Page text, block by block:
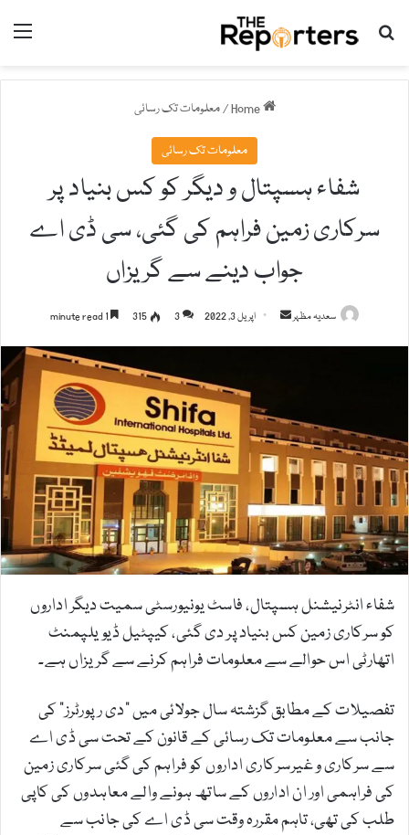
Search for
Home
/معلومات تک رسائی
معلومات تک رسائی
شفاء ہسپتال و دیگر کو کس بنیاد پر
سرکاری زمین فراہم کی گئی، سی ڈی اے
جواب دینے سے گریزاں
سعدیہ مظہر
n
e
m
i
l
اپریل 3, 2022 3
315
شفاء انٹرنیشنل ہسپتال، فاسٹ یونیورسٹی سمیت دیگر اداروں
کو سرکاری زمین کس بنیاد پر دی گئی، کیپٹیل ڈیویلپمنٹ
اتھارٹی اس حوالے سے معلومات فراہم کرنے سے گریزاں ہے۔
تفصیلات کے مطابق گزشتہ سال جولائی میں "دی رپورٹرز” کی
جانب سے معلومات تک رسائی کے قانون کے تحت سی ڈی اے
سے سرکاری و غیرسرکاری اداروں کو فراہم کی گئی سرکاری زمین
کی فراہمی اور ان اداروں کے ساتھ ہونے والے معاہدوں کی کاپی
طلب کی تھی، تاہم مقررہ وقت سی ڈی اے کی جانب سے